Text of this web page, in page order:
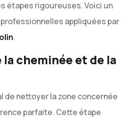
étapes rigoureuses. Voici un
appliquées par
.
cheminée et de la
de nettoyer la zone concernée
parfaite. Cette étape